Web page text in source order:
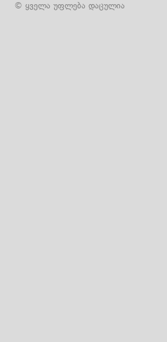
© ყველა უფლება დაცულია